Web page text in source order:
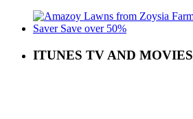
ITUNES TV AND MOVIES